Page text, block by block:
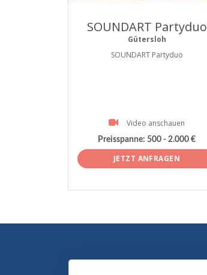
SOUNDART Partyduo
Gütersloh
SOUNDART Partyduo
Video anschauen
Preisspanne: 500 - 2.000 €
JETZT ANFRAGEN